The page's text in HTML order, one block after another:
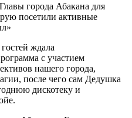
города Абакана для
посетили активные
ждала
с участием
нашего города,
после чего сам Дедушка
дискотеку и